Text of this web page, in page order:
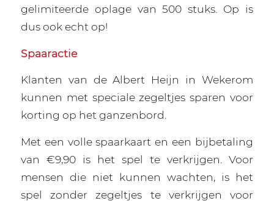
gelimiteerde oplage van 500 stuks. Op is
dus ook echt op!
Spaaractie
Klanten van de Albert Heijn in Wekerom
kunnen met speciale zegeltjes sparen voor
korting op het ganzenbord.
Met een volle spaarkaart en een bijbetaling
van €9,90 is het spel te verkrijgen. Voor
mensen die niet kunnen wachten, is het
spel zonder zegeltjes te verkrijgen voor